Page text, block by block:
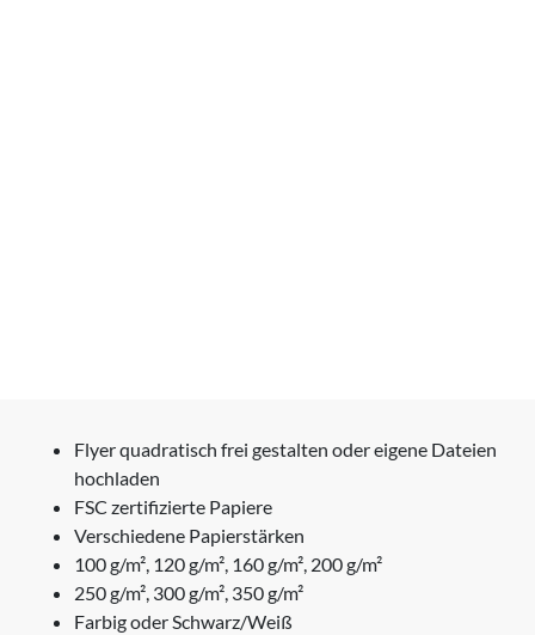
Flyer quadratisch frei gestalten oder eigene Dateien
hochladen
FSC zertifizierte Papiere
Verschiedene Papierstärken
100 g/m², 120 g/m², 160 g/m², 200 g/m²
250 g/m², 300 g/m², 350 g/m²
Farbig oder Schwarz/Weiß